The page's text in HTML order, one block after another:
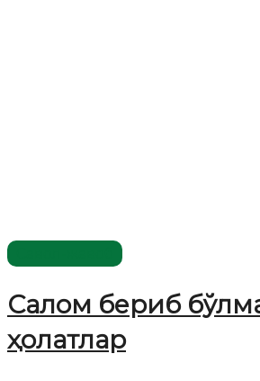
Салом бериб
ҳолатлар